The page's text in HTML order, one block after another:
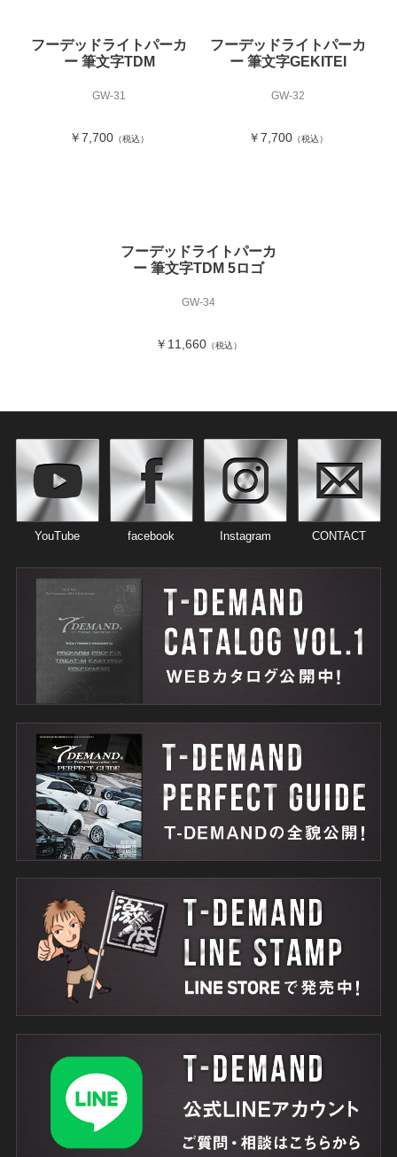
フーデッドライトパーカ
ー 筆文字TDM
GW-31
￥7,700 （税込）
フーデッドライトパーカ
ー 筆文字GEKITEI
GW-32
￥7,700（税込）
フーデッドライトパーカ
ー 筆文字TDM 5ロゴ
GW-34
￥11,660 （税込）
YouTube facebook Instagram CONTACT